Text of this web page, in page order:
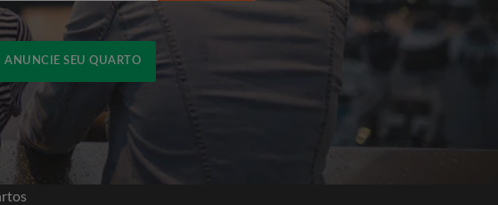
ANUNCIE SEU QUARTO
por mês (R$)